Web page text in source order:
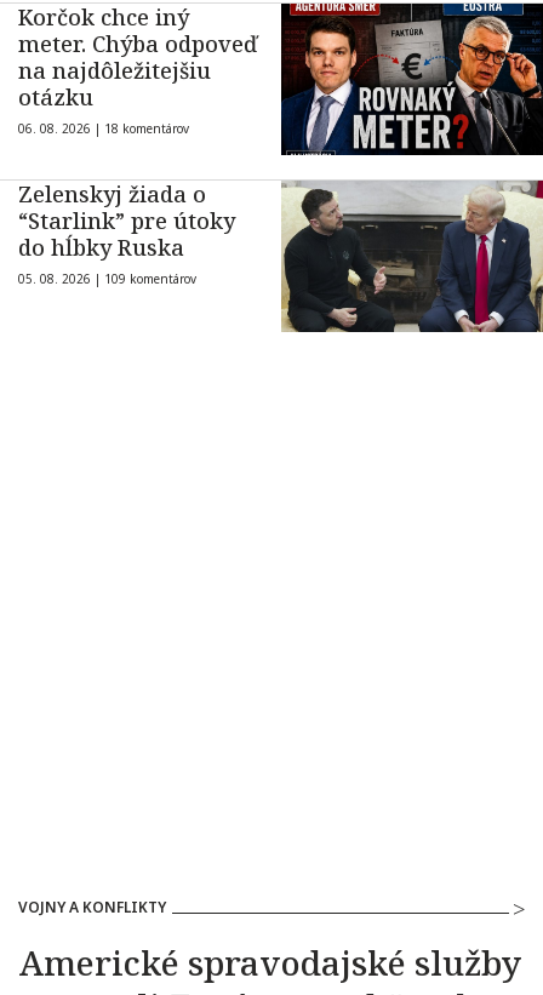
Korčok chce iný
meter. Chýba odpoveď
na najdôležitejšiu
otázku
06. 08. 2026 | 18 komentárov
Zelenskyj žiada o
“Starlink” pre útoky
do hĺbky Ruska
05. 08. 2026 | 109 komentárov
VOJNY A KONFLIKTY
Americké spravodajské služby